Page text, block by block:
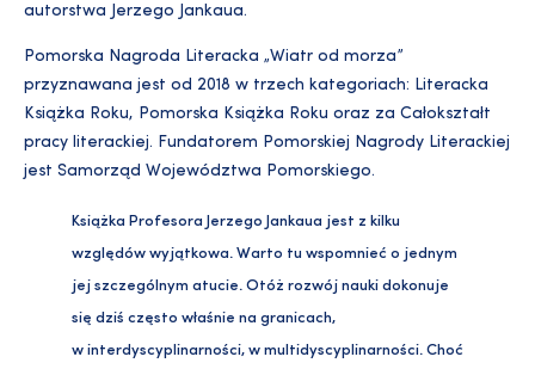
autorstwa Jerzego Jankaua.
Pomorska Nagroda Literacka „Wiatr od morza”
przyznawana jest od 2018 w trzech kategoriach: Literacka
Książka Roku, Pomorska Książka Roku oraz za Całokształt
pracy literackiej. Fundatorem Pomorskiej Nagrody Literackiej
jest Samorząd Województwa Pomorskiego.
Książka Profesora Jerzego Jankaua jest z kilku
względów wyjątkowa. Warto tu wspomnieć o jednym
jej szczególnym atucie. Otóż rozwój nauki dokonuje
się dziś często właśnie na granicach,
w interdyscyplinarności, w multidyscyplinarności. Choć